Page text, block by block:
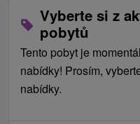
Vyberte si z
pobytů
Tento pobyt je
nabídky! Prosím,
nabídky.